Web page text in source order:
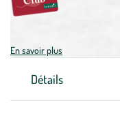
En savoir plus
Détails